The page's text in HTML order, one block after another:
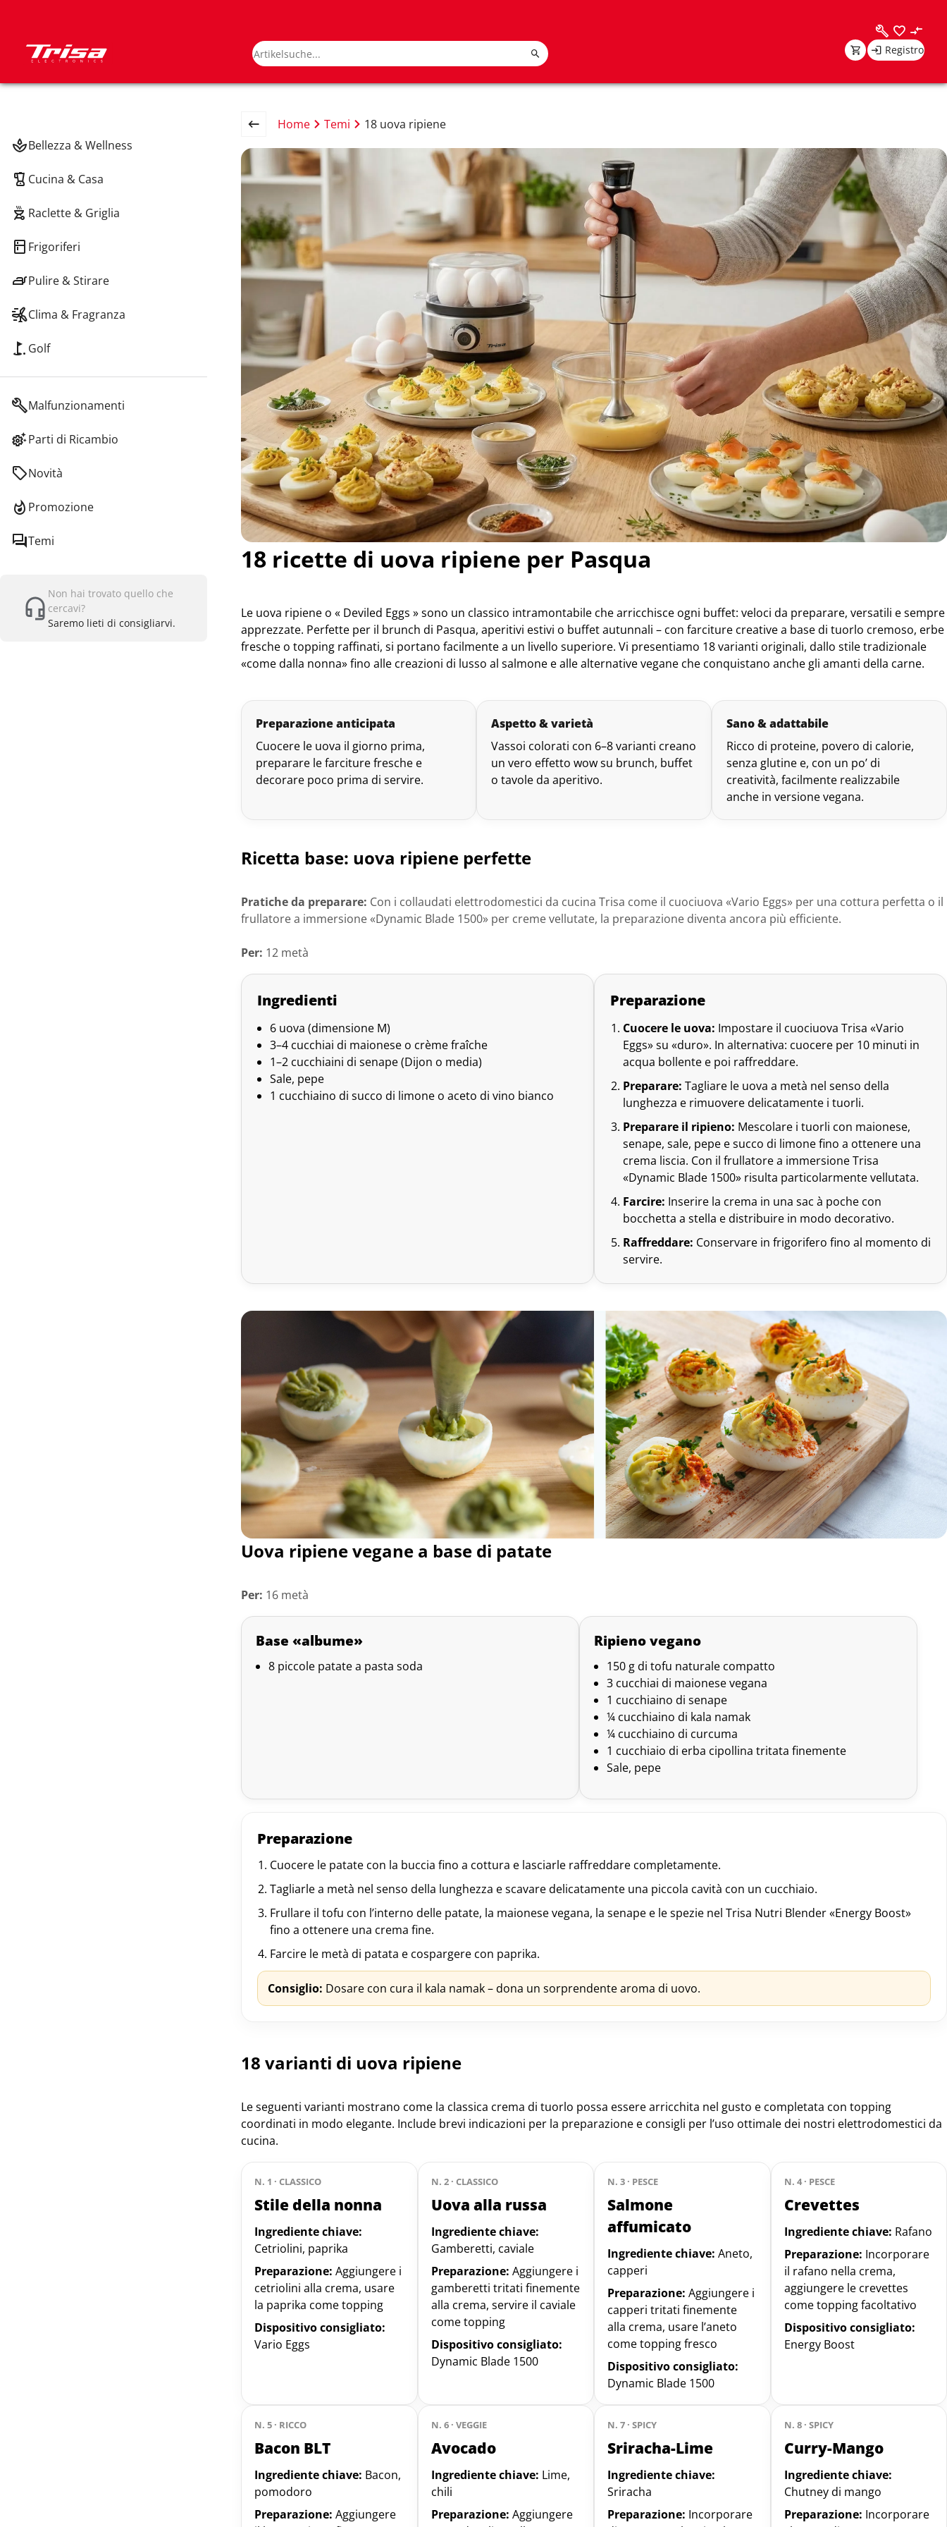
Registro
Bellezza & Wellness
Cucina & Casa
Raclette & Griglia
Frigoriferi
Pulire & Stirare
Clima & Fragranza
Golf
Malfunzionamenti
Parti di Ricambio
Novità
Promozione
Temi
Non hai trovato quello che
cercavi?
Saremo lieti di consigliarvi.
Home Temi 18 uova ripiene
18 ricette di uova ripiene per Pasqua
Le uova ripiene o « Deviled Eggs » sono un classico intramontabile che arricchisce ogni buffet: veloci da preparare, versatili e sempre
apprezzate. Perfette per il brunch di Pasqua, aperitivi estivi o buffet autunnali – con farciture creative a base di tuorlo cremoso, erbe
fresche o topping raffinati, si portano facilmente a un livello superiore. Vi presentiamo 18 varianti originali, dallo stile tradizionale
«come dalla nonna» fino alle creazioni di lusso al salmone e alle alternative vegane che conquistano anche gli amanti della carne.
Preparazione anticipata
Cuocere le uova il giorno prima,
preparare le farciture fresche e
decorare poco prima di servire.
Aspetto & varietà
Vassoi colorati con 6–8 varianti creano
un vero effetto wow su brunch, buffet
o tavole da aperitivo.
Sano & adattabile
Ricco di proteine, povero di calorie,
senza glutine e, con un po’ di
creatività, facilmente realizzabile
anche in versione vegana.
Ricetta base: uova ripiene perfette
Pratiche da preparare: Con i collaudati elettrodomestici da cucina Trisa come il cuociuova «Vario Eggs» per una cottura perfetta o il
frullatore a immersione «Dynamic Blade 1500» per creme vellutate, la preparazione diventa ancora più efficiente.
Per: 12 metà
Ingredienti
6 uova (dimensione M)
3–4 cucchiai di maionese o crème fraîche
1–2 cucchiaini di senape (Dijon o media)
Sale, pepe
1 cucchiaino di succo di limone o aceto di vino bianco
Preparazione
Cuocere le uova: Impostare il cuociuova Trisa «Vario
Eggs» su «duro». In alternativa: cuocere per 10 minuti in
acqua bollente e poi raffreddare.
Preparare: Tagliare le uova a metà nel senso della
lunghezza e rimuovere delicatamente i tuorli.
Preparare il ripieno: Mescolare i tuorli con maionese,
senape, sale, pepe e succo di limone fino a ottenere una
crema liscia. Con il frullatore a immersione Trisa
«Dynamic Blade 1500» risulta particolarmente vellutata.
Farcire: Inserire la crema in una sac à poche con
bocchetta a stella e distribuire in modo decorativo.
Raffreddare: Conservare in frigorifero fino al momento di
servire.
Uova ripiene vegane a base di patate
Per: 16 metà
Base «albume»
8 piccole patate a pasta soda
Ripieno vegano
150 g di tofu naturale compatto
3 cucchiai di maionese vegana
1 cucchiaino di senape
¼ cucchiaino di kala namak
¼ cucchiaino di curcuma
1 cucchiaio di erba cipollina tritata finemente
Sale, pepe
Preparazione
Cuocere le patate con la buccia fino a cottura e lasciarle raffreddare completamente.
Tagliarle a metà nel senso della lunghezza e scavare delicatamente una piccola cavità con un cucchiaio.
Frullare il tofu con l’interno delle patate, la maionese vegana, la senape e le spezie nel Trisa Nutri Blender «Energy Boost»
fino a ottenere una crema fine.
Farcire le metà di patata e cospargere con paprika.
Consiglio: Dosare con cura il kala namak – dona un sorprendente aroma di uovo.
18 varianti di uova ripiene
Le seguenti varianti mostrano come la classica crema di tuorlo possa essere arricchita nel gusto e completata con topping
coordinati in modo elegante. Include brevi indicazioni per la preparazione e consigli per l’uso ottimale dei nostri elettrodomestici da
cucina.
N. 1 · CLASSICO
Stile della nonna
Ingrediente chiave:
Cetriolini, paprika
Preparazione: Aggiungere i
cetriolini alla crema, usare
la paprika come topping
Dispositivo consigliato:
Vario Eggs
N. 2 · CLASSICO
Uova alla russa
Ingrediente chiave:
Gamberetti, caviale
Preparazione: Aggiungere i
gamberetti tritati finemente
alla crema, servire il caviale
come topping
Dispositivo consigliato:
Dynamic Blade 1500
N. 3 · PESCE
Salmone
affumicato
Ingrediente chiave: Aneto,
capperi
Preparazione: Aggiungere i
capperi tritati finemente
alla crema, usare l’aneto
come topping fresco
Dispositivo consigliato:
Dynamic Blade 1500
N. 4 · PESCE
Crevettes
Ingrediente chiave: Rafano
Preparazione: Incorporare
il rafano nella crema,
aggiungere le crevettes
come topping facoltativo
Dispositivo consigliato:
Energy Boost
N. 5 · RICCO
Bacon BLT
Ingrediente chiave: Bacon,
pomodoro
Preparazione: Aggiungere
N. 6 · VEGGIE
Avocado
Ingrediente chiave: Lime,
chili
Preparazione: Aggiungere
N. 7 · SPICY
Sriracha-Lime
Ingrediente chiave:
Sriracha
Preparazione: Incorporare
N. 8 · SPICY
Curry-Mango
Ingrediente chiave:
Chutney di mango
Preparazione: Incorporare